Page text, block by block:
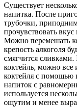
Существует
напитка. После
трубочки,
прочувствовать
Можно перемешать
крепость алкоголя
смягчится
коктейль, можно
коктейля с помощью
напиток с
используется
ощутим и менее